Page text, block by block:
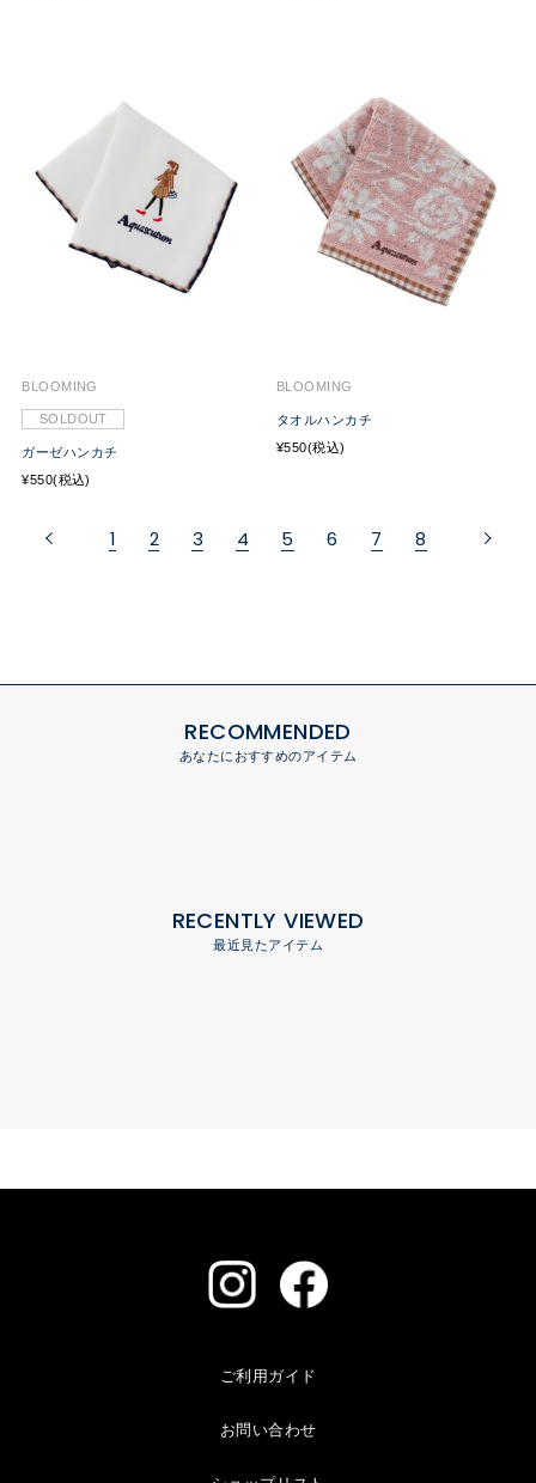
BLOOMING
SOLDOUT
ガーゼハンカチ
¥550(税込)
BLOOMING
タオルハンカチ
¥550(税込)
1 2 3 4 5 6 7 8
RECOMMENDED
あなたにおすすめのアイテム
RECENTLY VIEWED
最近見たアイテム
ご利用ガイド
お問い合わせ